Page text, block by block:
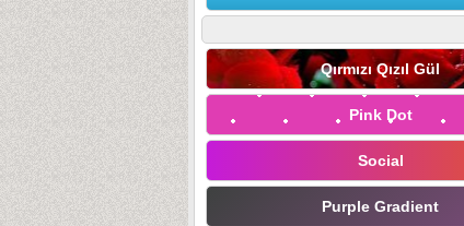
Qırmızı Qızıl Gül
Pink Dot
Social
Purple Gradient